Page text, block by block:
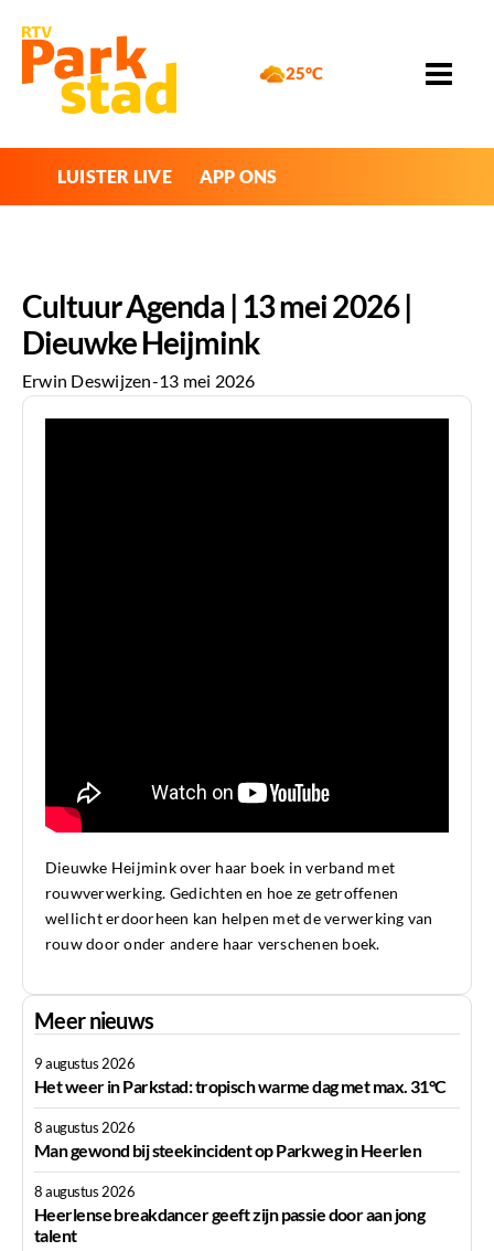
25°C
LUISTER LIVE APP ONS
Cultuur Agenda | 13 mei 2026 |
Dieuwke Heijmink
Erwin Deswijzen-13 mei 2026
Dieuwke Heijmink over haar boek in verband met
rouwverwerking. Gedichten en hoe ze getroffenen
wellicht erdoorheen kan helpen met de verwerking van
rouw door onder andere haar verschenen boek.
Meer nieuws
9 augustus 2026
Het weer in Parkstad: tropisch warme dag met max. 31°C
8 augustus 2026
Man gewond bij steekincident op Parkweg in Heerlen
8 augustus 2026
Heerlense breakdancer geeft zijn passie door aan jong
talent